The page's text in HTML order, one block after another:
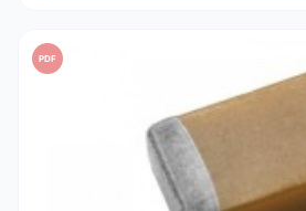
PDF